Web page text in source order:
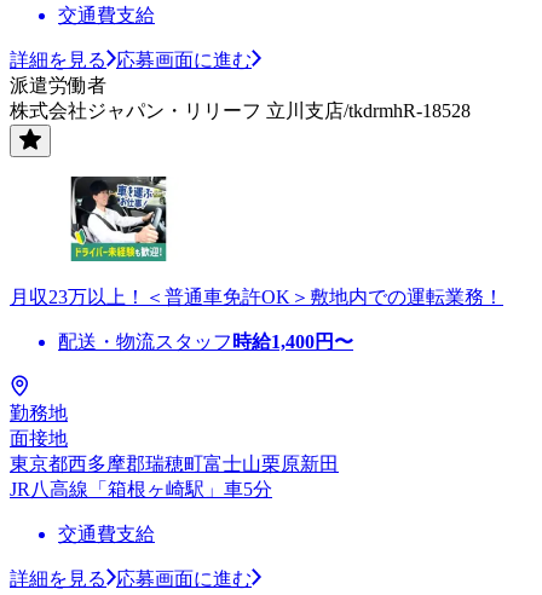
交通費支給
詳細を見る
応募画面に進む
派遣労働者
株式会社ジャパン・リリーフ 立川支店/tkdrmhR-18528
月収23万以上！＜普通車免許OK＞敷地内での運転業務！
配送・物流スタッフ 時給1,400円〜
勤務地
面接地
東京都西多摩郡瑞穂町富士山栗原新田
JR八高線「箱根ヶ崎駅」車5分
交通費支給
詳細を見る
応募画面に進む